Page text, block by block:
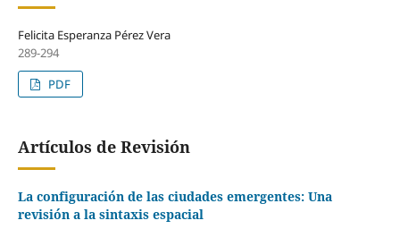
Felicita Esperanza Pérez Vera
289-294
PDF
Artículos de Revisión
La configuración de las ciudades emergentes: Una
revisión a la sintaxis espacial